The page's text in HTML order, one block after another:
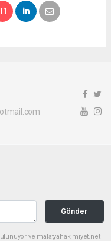
Gönder
ve malatyahakimiyet.net